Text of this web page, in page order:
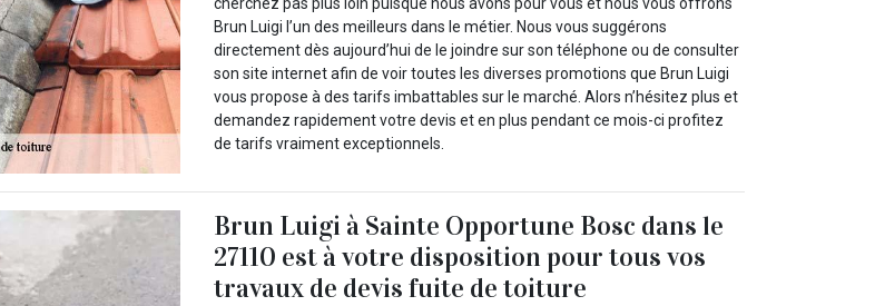
Brun Luigi l’un des meilleurs dans le métier. Nous vous suggérons
directement dès aujourd’hui de le joindre sur son téléphone ou de consulter
son site internet afin de voir toutes les diverses promotions que Brun Luigi
vous propose à des tarifs imbattables sur le marché. Alors n’hésitez plus et
demandez rapidement votre devis et en plus pendant ce mois-ci profitez
de tarifs vraiment exceptionnels.
Brun Luigi à Sainte Opportune Bosc dans le
27110 est à votre disposition pour tous vos
travaux de devis fuite de toiture